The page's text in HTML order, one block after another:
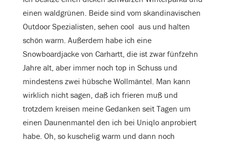
einen waldgrünen. Beide sind vom skandinavischen
Outdoor Spezialisten, sehen cool aus und halten
schön warm. Außerdem habe ich eine
Snowboardjacke von Carhartt, die ist zwar fünfzehn
Jahre alt, aber immer noch top in Schuss und
mindestens zwei hübsche Wollmäntel. Man kann
wirklich nicht sagen, daß ich frieren muß und
trotzdem kreisen meine Gedanken seit Tagen um
einen Daunenmantel den ich bei Uniqlo anprobiert
habe. Oh, so kuschelig warm und dann noch